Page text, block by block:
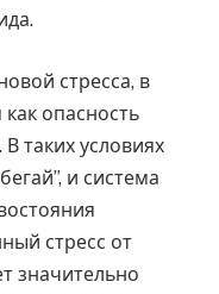
стресса, в
опасность
таких условиях
и система
стресс от
значительно